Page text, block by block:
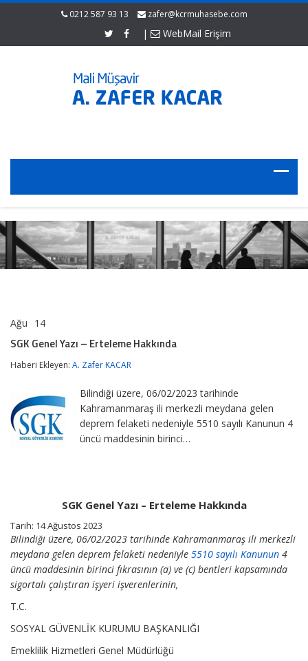
0212 587 93 13 zafer@kcrmuhasebe.com
| WebMail Erişim
Ağu 14
Yazı
Erteleme
SGK Genel Yazı – Erteleme Hakkında
Haberi Ekleyen: A. Zafer KACAR
Bilindiği üzere, 06/02/2023 tarihinde
Kahramanmaraş ili merkezli meydana gelen
deprem felaketi nedeniyle 5510 sayılı Kanunun 4
üncü maddesinin birinci…
SGK Genel Yazı – Erteleme Hakkında
Tarih: 14 Ağustos 2023
Bilindiği üzere, 06/02/2023 tarihinde Kahramanmaraş ili merkezli
meydana gelen deprem felaketi nedeniyle 5510 sayılı Kanunun 4
üncü maddesinin birinci fıkrasının (a) ve (c) bentleri kapsamında
sigortalı çalıştıran işyeri işverenlerinin,
T.C.
SOSYAL GÜVENLİK KURUMU BAŞKANLIĞI
Emeklilik Hizmetleri Genel Müdürlüğü